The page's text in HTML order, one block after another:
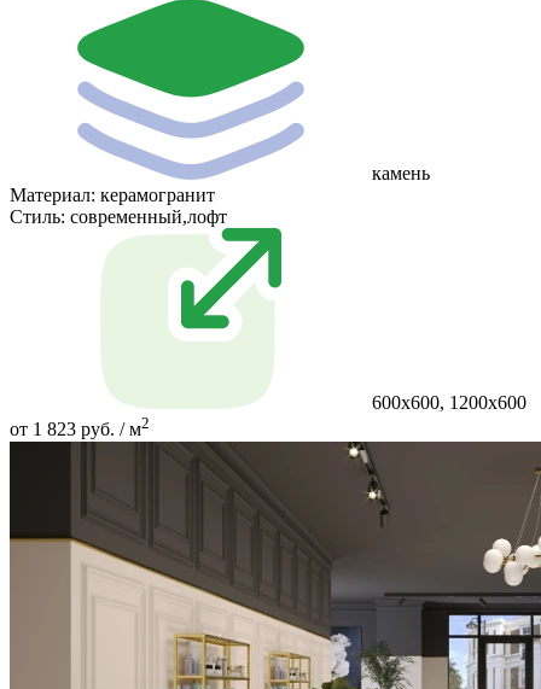
камень
Материал: керамогранит
Стиль: современный,лофт
600х600, 1200х600
от 1 823 руб. / м2